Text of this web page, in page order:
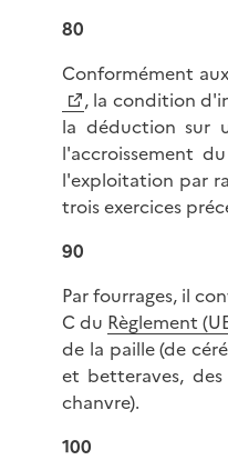
80
Conformément
, la condition
la déduction sur
l'accroissement
l'exploitation par
trois exercices
90
Par fourrages, il
C du Règlement
de la paille (de
et betteraves,
chanvre).
100